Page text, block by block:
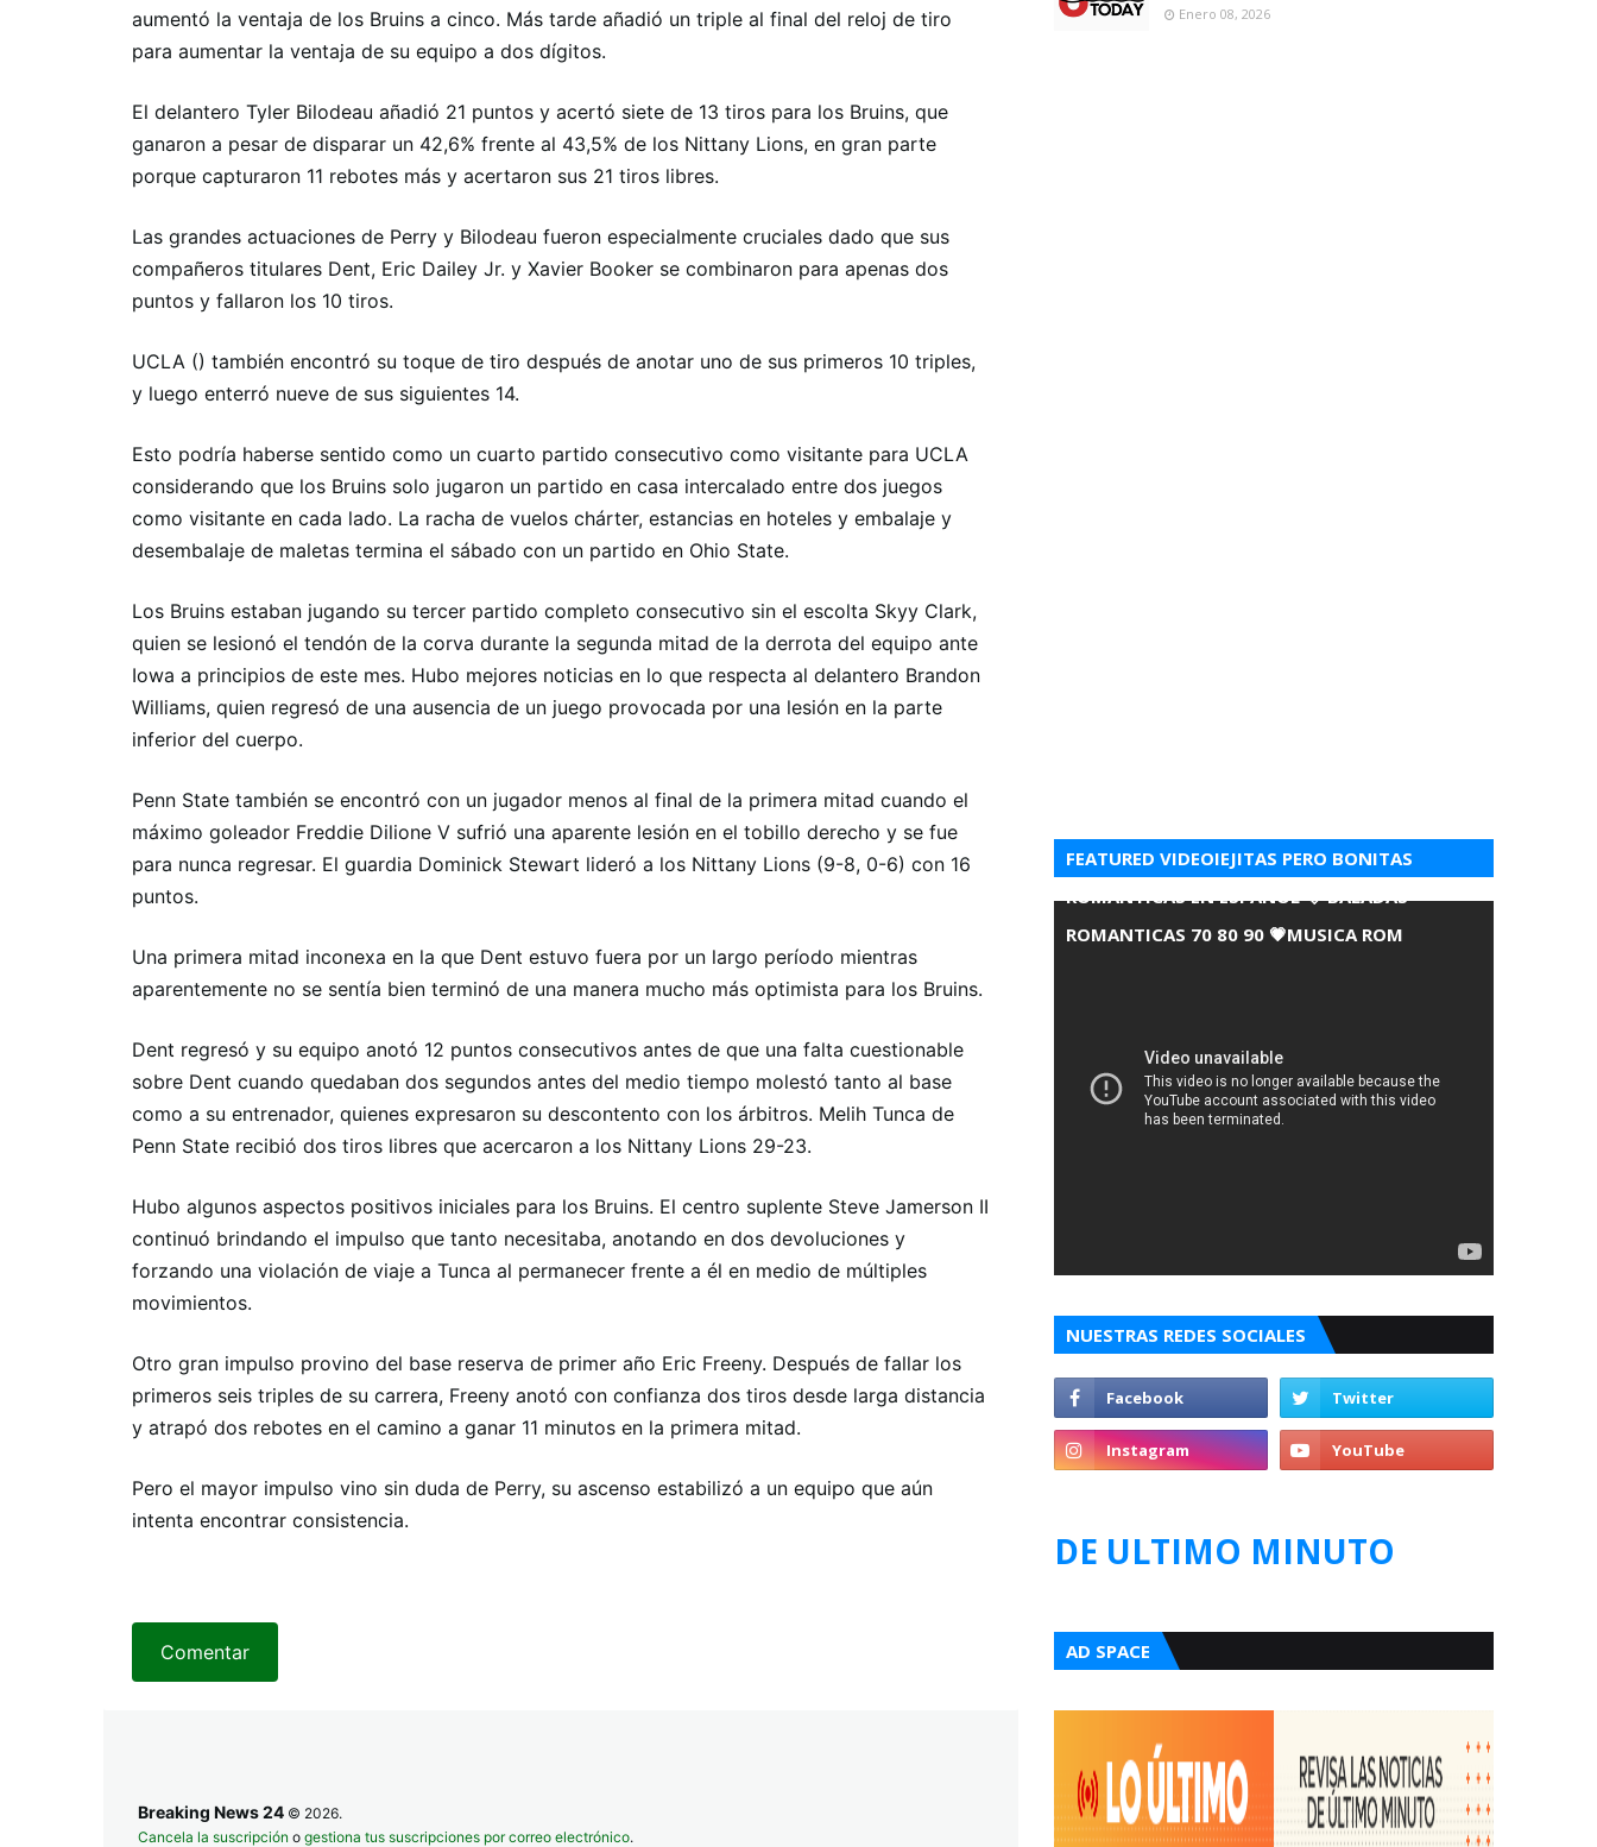
aumentó la ventaja de los Bruins a cinco. Más tarde añadió un triple al final del reloj de tiro
para aumentar la ventaja de su equipo a dos dígitos.
El delantero Tyler Bilodeau añadió 21 puntos y acertó siete de 13 tiros para los Bruins, que
ganaron a pesar de disparar un 42,6% frente al 43,5% de los Nittany Lions, en gran parte
porque capturaron 11 rebotes más y acertaron sus 21 tiros libres.
Las grandes actuaciones de Perry y Bilodeau fueron especialmente cruciales dado que sus
compañeros titulares Dent, Eric Dailey Jr. y Xavier Booker se combinaron para apenas dos
puntos y fallaron los 10 tiros.
UCLA () también encontró su toque de tiro después de anotar uno de sus primeros 10 triples,
y luego enterró nueve de sus siguientes 14.
Esto podría haberse sentido como un cuarto partido consecutivo como visitante para UCLA
considerando que los Bruins solo jugaron un partido en casa intercalado entre dos juegos
como visitante en cada lado. La racha de vuelos chárter, estancias en hoteles y embalaje y
desembalaje de maletas termina el sábado con un partido en Ohio State.
Los Bruins estaban jugando su tercer partido completo consecutivo sin el escolta Skyy Clark,
quien se lesionó el tendón de la corva durante la segunda mitad de la derrota del equipo ante
Iowa a principios de este mes. Hubo mejores noticias en lo que respecta al delantero Brandon
Williams, quien regresó de una ausencia de un juego provocada por una lesión en la parte
inferior del cuerpo.
Penn State también se encontró con un jugador menos al final de la primera mitad cuando el
máximo goleador Freddie Dilione V sufrió una aparente lesión en el tobillo derecho y se fue
para nunca regresar. El guardia Dominick Stewart lideró a los Nittany Lions (9-8, 0-6) con 16
puntos.
Una primera mitad inconexa en la que Dent estuvo fuera por un largo período mientras
aparentemente no se sentía bien terminó de una manera mucho más optimista para los Bruins.
Dent regresó y su equipo anotó 12 puntos consecutivos antes de que una falta cuestionable
sobre Dent cuando quedaban dos segundos antes del medio tiempo molestó tanto al base
como a su entrenador, quienes expresaron su descontento con los árbitros. Melih Tunca de
Penn State recibió dos tiros libres que acercaron a los Nittany Lions 29-23.
Hubo algunos aspectos positivos iniciales para los Bruins. El centro suplente Steve Jamerson II
continuó brindando el impulso que tanto necesitaba, anotando en dos devoluciones y
forzando una violación de viaje a Tunca al permanecer frente a él en medio de múltiples
movimientos.
Otro gran impulso provino del base reserva de primer año Eric Freeny. Después de fallar los
primeros seis triples de su carrera, Freeny anotó con confianza dos tiros desde larga distancia
y atrapó dos rebotes en el camino a ganar 11 minutos en la primera mitad.
Pero el mayor impulso vino sin duda de Perry, su ascenso estabilizó a un equipo que aún
intenta encontrar consistencia.
Comentar
Breaking News 24 © 2026.
Cancela la suscripción o gestiona tus suscripciones por correo electrónico.
Enero 08, 2026
FEATURED VIDEOIEJITAS PERO BONITAS
ROMANTICAS EN ESPANOL 💘 BALADAS
ROMANTICAS 70 80 90 💗MUSICA ROM
NUESTRAS REDES SOCIALES
DE ULTIMO MINUTO
AD SPACE